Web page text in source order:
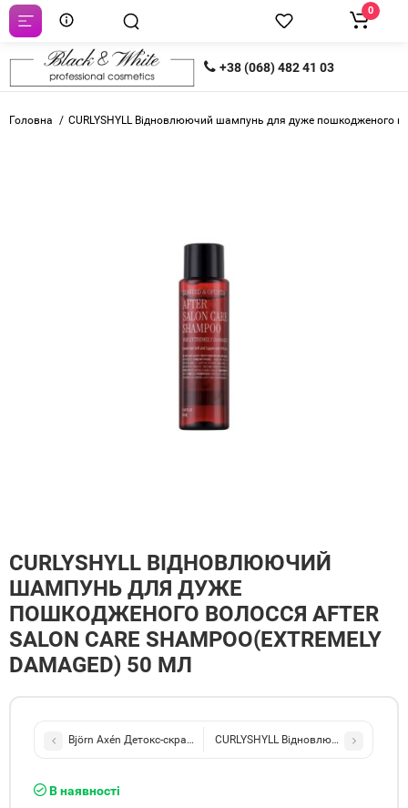
+38 (068) 482 41 03
0
Головна CURLYSHYLL Відновлюючий шампунь для дуже пошкодженого
CURLYSHYLL ВІДНОВЛЮЮЧИЙ
ШАМПУНЬ ДЛЯ ДУЖЕ
ПОШКОДЖЕНОГО ВОЛОССЯ AFTER
SALON CARE SHAMPOO(EXTREMELY
DAMAGED) 50 МЛ
Björn Axén Детокс-скраб для шкіри голови Scalp Detox Scrub 150
CURLYSHYLL Відновлююча маска
В наявності